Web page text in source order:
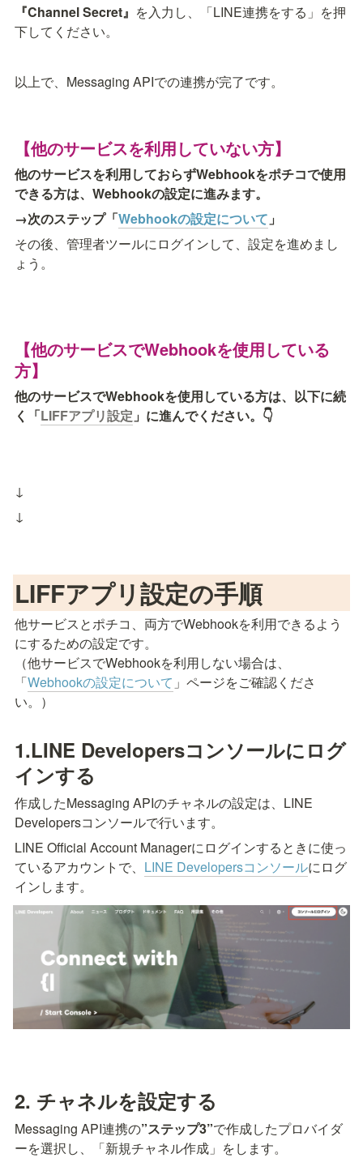
『Channel Secret』 を入力し、「LINE連携をする」を押
下してください。
以上で、Messaging APIでの連携が完了です。
【他のサービスを利用していない方】
他のサービスを利用しておらずWebhookをポチコで使用
できる方は、Webhookの設定に進みます。
→次のステップ「Webhookの設定について 」
その後、管理者ツールにログインして、設定を進めまし
ょう。
【他のサービスでWebhookを使用している
方】
他のサービスでWebhookを使用している方は、以下に続
く「LIFFアプリ設定 」に進んでください。👇
↓
↓
LIFFアプリ設定の手順
他サービスとポチコ、両方でWebhookを利用できるよう
にするための設定です。
（他サービスでWebhookを利用しない場合は、
「Webhookの設定について 」ページをご確認くださ
い。）
1.LINE Developersコンソールにログ
インする
作成したMessaging APIのチャネルの設定は、LINE
Developersコンソールで行います。
LINE Official Account Managerにログインするときに使っ
ているアカウントで、 LINE Developersコンソールにログ
インします。
2. チャネルを設定する
Messaging API連携の”ステップ3”で作成したプロバイダ
ーを選択し、「新規チャネル作成」をします。